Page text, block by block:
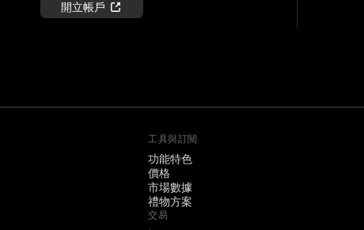
開立帳戶
工具與訂閱
功能特色
價格
市場數據
禮物方案
交易